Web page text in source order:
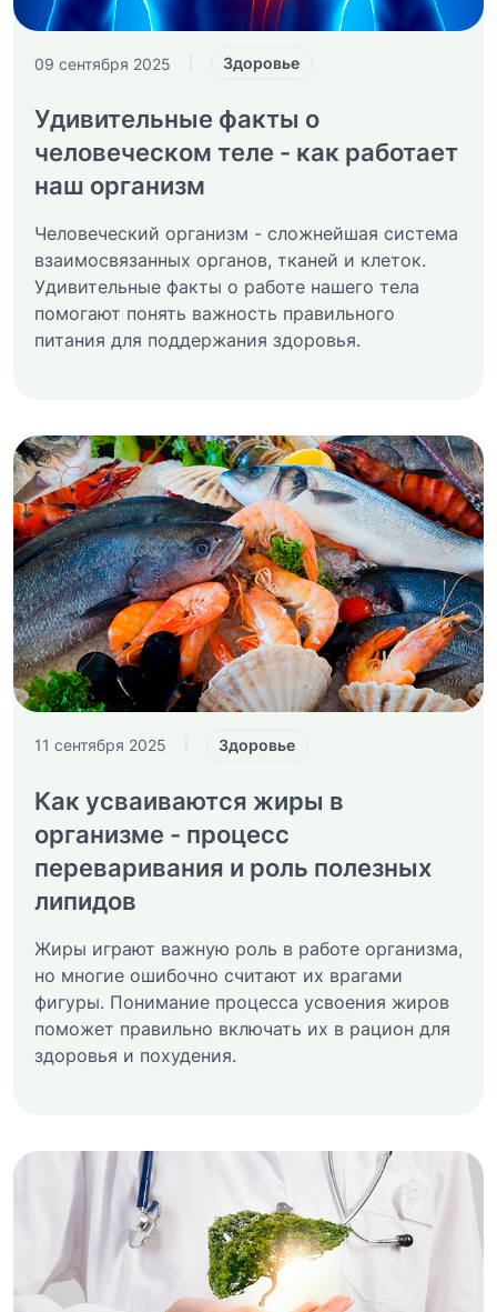
09 сентября 2025 Здоровье
Удивительные факты о
человеческом теле - как работает
наш организм
Человеческий организм - сложнейшая система
взаимосвязанных органов, тканей и клеток.
Удивительные факты о работе нашего тела
помогают понять важность правильного
питания для поддержания здоровья.
11 сентября 2025 Здоровье
Как усваиваются жиры в
организме - процесс
переваривания и роль полезных
липидов
Жиры играют важную роль в работе организма,
но многие ошибочно считают их врагами
фигуры. Понимание процесса усвоения жиров
поможет правильно включать их в рацион для
здоровья и похудения.